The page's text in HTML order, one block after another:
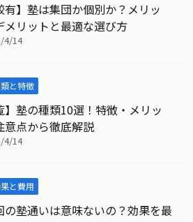
有】塾は集団か個別か？メリッ
メリットと最適な選び方
4/14
と特徴
】塾の種類10選！特徴・メリッ
意点から徹底解説
4/14
と費用
の塾通いは意味ないの？効果を最